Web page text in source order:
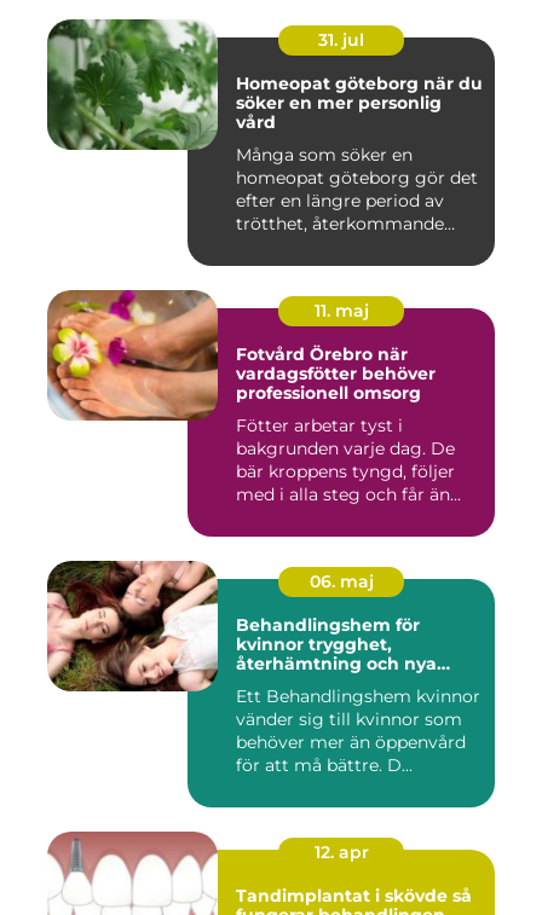
31. jul
Homeopat göteborg när du
söker en mer personlig
vård
Många som söker en
homeopat göteborg gör det
efter en längre period av
trötthet, återkommande
11. maj
Fotvård Örebro när
vardagsfötter behöver
professionell omsorg
Fötter arbetar tyst i
bakgrunden varje dag. De
bär kroppens tyngd, följer
med i alla steg och får än...
06. maj
Behandlingshem för
kvinnor trygghet,
återhämtning och nya
Ett Behandlingshem kvinnor
vänder sig till kvinnor som
behöver mer än öppenvård
för att må bättre. D...
12. apr
Tandimplantat i skövde så